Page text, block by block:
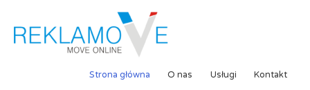
Strona główna O nas Usługi Kontakt